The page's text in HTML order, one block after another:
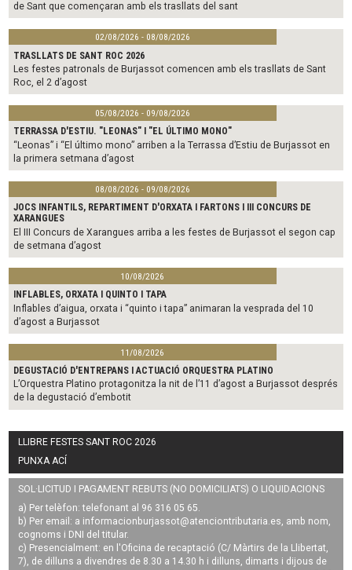
de Sant que començaran amb els trasllats del sant
02/08/2026 - 08/08/2026
TRASLLATS DE SANT ROC 2026
Les festes patronals de Burjassot comencen amb els trasllats de Sant
Roc, el 2 d’agost
05/08/2026 - 09/08/2026
TERRASSA D'ESTIU. "LEONAS" I "EL ÚLTIMO MONO"
“Leonas” i “El último mono” arriben a la Terrassa d’Estiu de Burjassot en
la primera setmana d’agost
08/08/2026 - 09/08/2026
JOCS INFANTILS, REPARTIMENT D'ORXATA I FARTONS I III CONCURS DE
XARANGUES
El III Concurs de Xarangues arriba a les festes de Burjassot el segon cap
de setmana d’agost
10/08/2026
INFLABLES, ORXATA I QUINTO I TAPA
Inflables d’aigua, orxata i “quinto i tapa” animaran la vesprada del 10
d’agost a Burjassot
11/08/2026
DEGUSTACIÓ D'ENTREPANS I ACTUACIÓ ORQUESTRA PLATINO
L’Orquestra Platino protagonitza la nit de l’11 d’agost a Burjassot després
de la degustació d’embotit
LLIBRE FESTES SANT ROC 2026
PUNXA ACÍ
SOL·LICITUD I PAGAMENT REBUTS (NO DOMICILIATS) O LIQUIDACIONS
a) Per telèfon: telefonant al 96 316 05 65.
b) Per email: a informacionburjassot@atenciontributaria.es, amb nom,
cognoms i DNI del titular.
c) Presencialment: en l'Oficina de recaptació (C/ Màrtirs de la Llibertat,
7), de dilluns a divendres de 8.30 a 14.30 h i dilluns, dimarts i dijous de